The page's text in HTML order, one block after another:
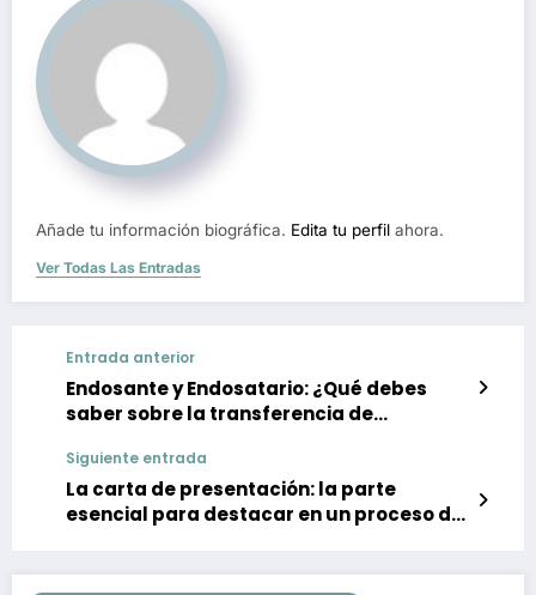
Añade tu información biográfica. Edita tu perfil ahora.
Ver Todas Las Entradas
Entrada anterior
Endosante y Endosatario: ¿Qué debes
saber sobre la transferencia de
Siguiente entrada
La carta de presentación: la parte
esencial para destacar en un proceso de